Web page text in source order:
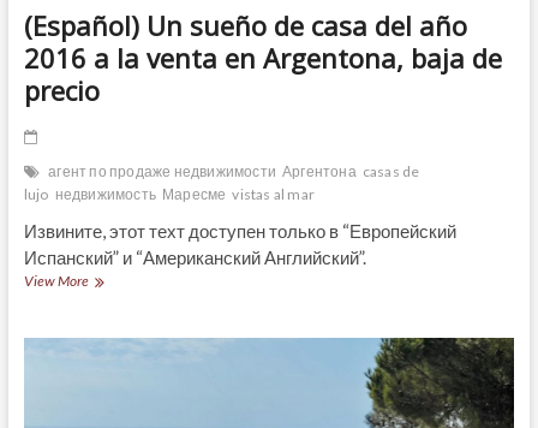
(Español) Un sueño de casa del año
2016 a la venta en Argentona, baja de
precio
агент по продаже недвижимости Аргентона casas de
lujo недвижимость Маресме vistas al mar
Извините, этот техт доступен только в “Европейский
Испанский” и “Американский Английский”.
View More(Español)
de